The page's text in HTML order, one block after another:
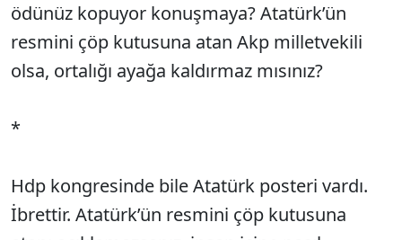
ödünüz kopuyor konuşmaya? Atatürk’ün
resmini çöp kutusuna atan Akp milletvekili
olsa, ortalığı ayağa kaldırmaz mısınız?
*
Hdp kongresinde bile Atatürk posteri vardı.
İbrettir. Atatürk’ün resmini çöp kutusuna